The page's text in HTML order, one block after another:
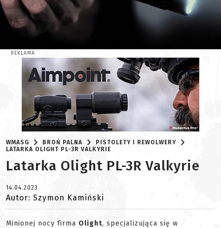
REKLAMA
WMASG BROŃ PALNA
PISTOLETY I REWOLWERY
LATARKA OLIGHT PL-3R VALKYRIE
Latarka Olight PL-3R Valkyrie
14.04.2023
Autor: Szymon Kamiński
Minionej nocy firma Olight, specjalizująca się w